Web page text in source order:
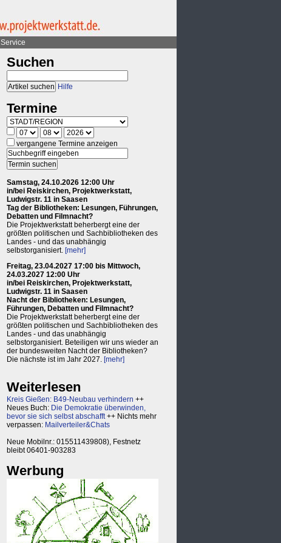
Service
Suchen
Hilfe
Termine
vergangene Termine anzeigen
Samstag, 24.10.2026 12:00 Uhr
in/bei Reiskirchen, Projektwerkstatt,
Ludwigstr. 11 in Saasen
Tag der Bibliotheken: Lesungen, Führungen,
Debatten und Filmnacht?
Die Projektwerkstatt beherbergt eine der
größten politischen und Sachbibliotheken des
Landes - und das unabhängig
selbstorganisiert. [mehr]
Freitag, 23.04.2027 17:00 bis Mittwoch,
24.03.2027 12:00 Uhr
in/bei Reiskirchen, Projektwerkstatt,
Ludwigstr. 11 in Saasen
Nacht der Bibliotheken: Lesungen,
Führungen, Debatten und Filmnacht?
Die Projektwerkstatt beherbergt eine der
größten politischen und Sachbibliotheken des
Landes - und das unabhängig
selbstorganisiert. Beteiligen wir uns wieder an
der bundesweiten Nacht der Bibliotheken?
Die nächste ist im Jahr 2027. [mehr]
Weiterlesen
Kreis Gießen: B49-Neubau verhindern ++
Neues Buch: Die Demokratie überwinden,
bevor sie sich selbst abschafft++ Nichts mehr
verpassen: Mailverteiler&Chats
Neue Mobilnr.: 015511439808), Festnetz
bleibt 06401-903283
Werbung